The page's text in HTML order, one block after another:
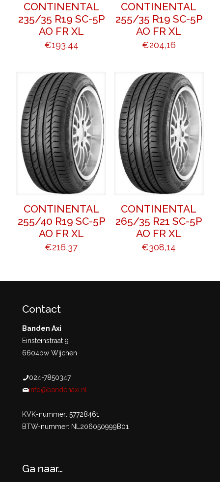
CONTINENTAL
235/35 R19 SC-5P
AO FR XL
€193,44
CONTINENTAL
255/35 R19 SC-5P
AO FR XL
€204,16
CONTINENTAL
255/40 R19 SC-5P
AO FR XL
€216,37
CONTINENTAL
265/35 R21 SC-5P
AO FR XL
€308,14
Contact
Banden Axi
Einsteinstraat 9
6604bw Wijchen
024-7850347
info@bandenaxi.nl
KVK-nummer: 57728461
BTW-nummer: NL206050999B01
Ga naar…